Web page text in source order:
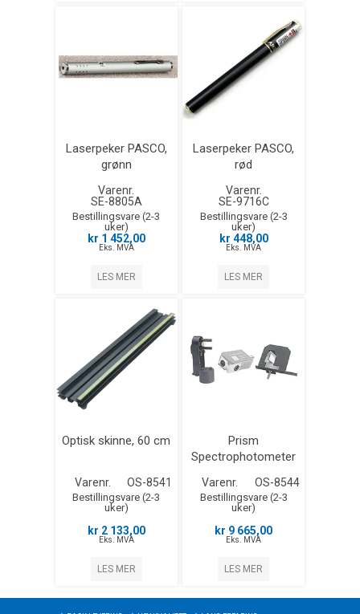
Laserpeker PASCO,
grønn
Varenr.
SE-8805A
Bestillingsvare (2-3
uker)
kr 1 452,00
Eks. MVA
LES MER
Laserpeker PASCO,
rød
Varenr.
SE-9716C
Bestillingsvare (2-3
uker)
kr 448,00
Eks. MVA
LES MER
Optisk skinne, 60 cm
Varenr. OS-8541
Bestillingsvare (2-3
uker)
kr 2 133,00
Eks. MVA
LES MER
Prism
Spectrophotometer
Varenr. OS-8544
Bestillingsvare (2-3
uker)
kr 9 665,00
Eks. MVA
LES MER